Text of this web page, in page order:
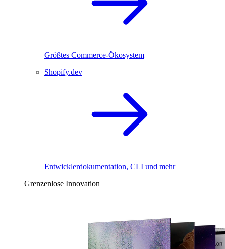
Größtes Commerce-Ökosystem
Shopify.dev
Entwicklerdokumentation, CLI und mehr
Grenzenlose Innovation